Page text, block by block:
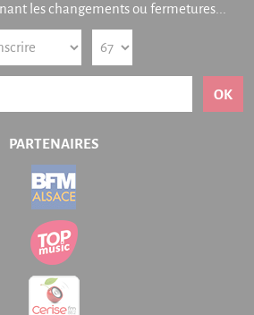
les changements ou fermetures...
OK
PARTENAIRES